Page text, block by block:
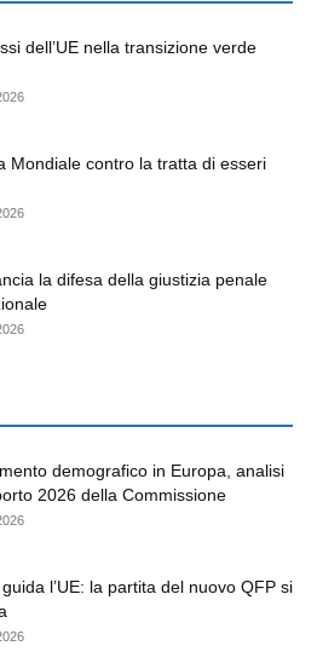
dell’UE nella transizione verde
Mondiale contro la tratta di esseri
la difesa della giustizia penale
demografico in Europa, analisi
2026 della Commissione
l’UE: la partita del nuovo QFP si